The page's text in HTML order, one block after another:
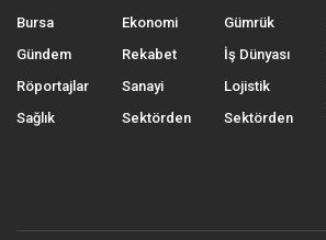
Bursa
Gündem
Röportajlar
Sağlık
Ekonomi
Rekabet
Sanayi
Sektörden
Gümrük
İş Dünyası
Lojistik
Sektörden